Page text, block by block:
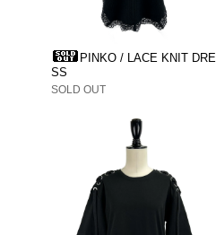
PINKO / LACE KNIT DRE
SS
SOLD OUT